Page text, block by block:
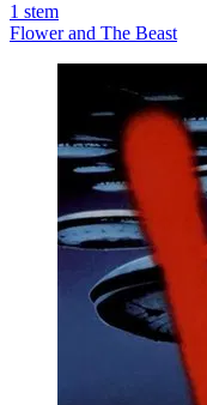
1 stem
Flower and The Beast